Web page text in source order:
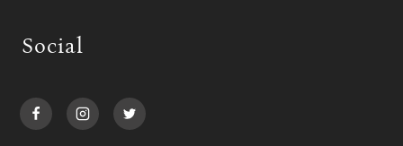
Social